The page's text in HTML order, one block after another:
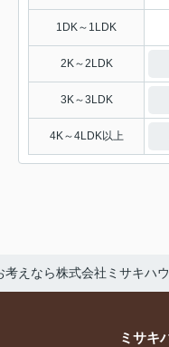
1DK～1LDK
2K～2LDK
3K～3LDK
4K～4LDK以上
えなら株式会社ミサキハ
ミサキ